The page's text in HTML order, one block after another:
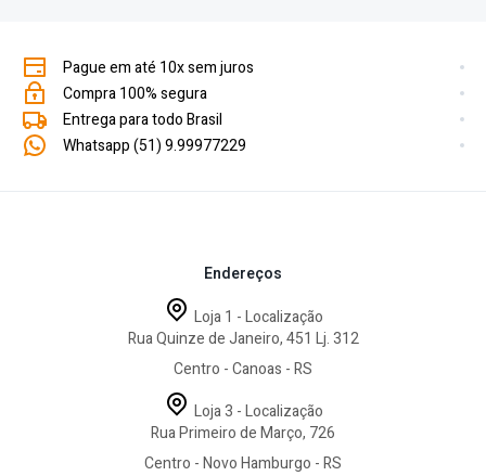
- 01 Estojo
- 01 Flanela para limpeza
- 01 Suporte para celular
- 01 Mini Tripé
Pague em até 10x sem juros
Compra 100% segura
Entrega para todo Brasil
Whatsapp (51) 9.99977229
Endereços
Loja 1 - Localização
Rua Quinze de Janeiro, 451 Lj. 312
Centro - Canoas - RS
Loja 3 - Localização
Rua Primeiro de Março, 726
Centro - Novo Hamburgo - RS